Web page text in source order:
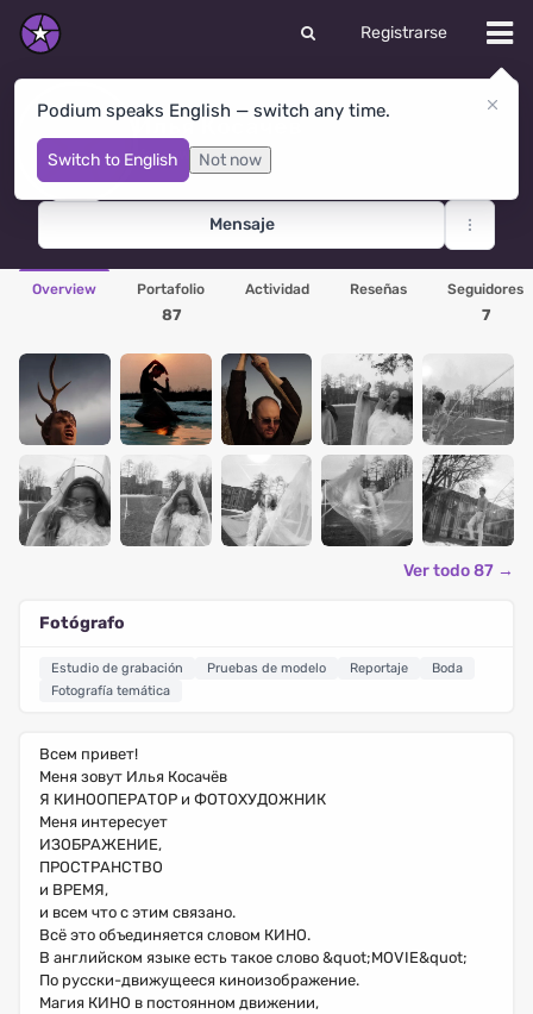
Registrarse
Podium speaks English — switch any time.
Switch to English Not now
Илья Косачев
Moscow· Rusia
Mensaje
Overview Portafolio
87
Actividad Reseñas Seguidores
7
Ver todo 87 →
Fotógrafo
Estudio de grabación Pruebas de modelo Reportaje
Boda
Fotografía temática
Всем привет!
Меня зовут Илья Косачёв
Я КИНООПЕРАТОР и ФОТОХУДОЖНИК
Меня интересует
ИЗОБРАЖЕНИЕ,
ПРОСТРАНСТВО
и ВРЕМЯ,
и всем что с этим связано.
Всё это объединяется словом КИНО.
В английском языке есть такое слово &quot;MOVIE&quot;
По русски-движущееся киноизображение.
Магия КИНО в постоянном движении,